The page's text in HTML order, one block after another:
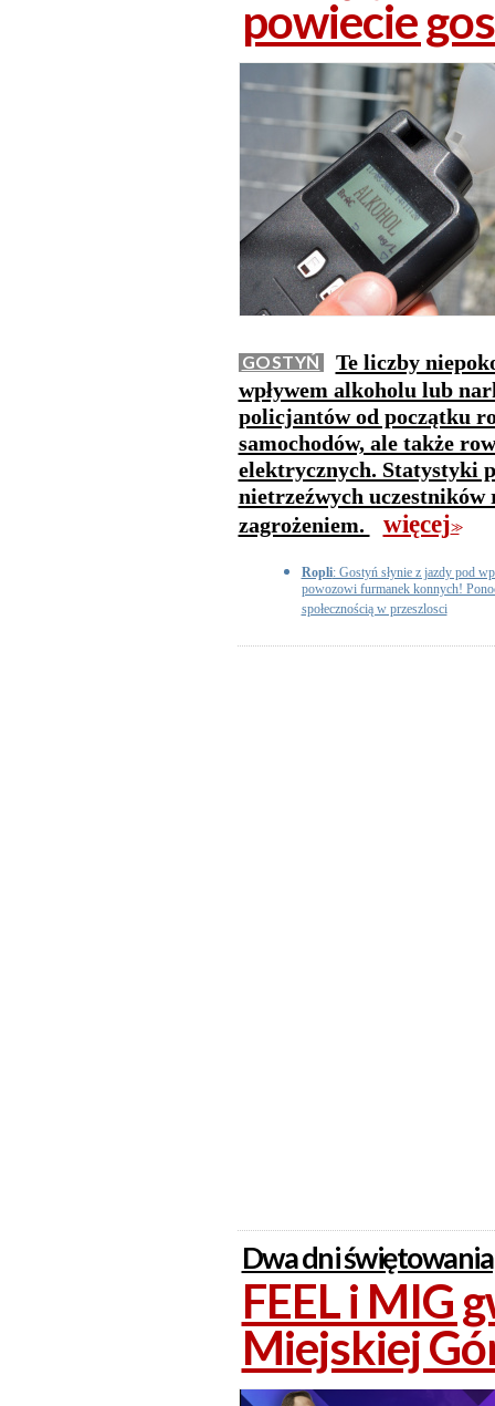
powiecie
GOSTYŃ
Te liczby
wpływem alkoholu lub
policjantów od początku
samochodów, ale także
elektrycznych. Statystyki
nietrzeźwych uczestników
zagrożeniem.
więcej>>
Ropli: Gostyń słynie z jazdy pod
powozowi furmanek konnych!
społecznością w przeszlosci
Dwa dni świętowania
FEEL i MIG
Miejskiej